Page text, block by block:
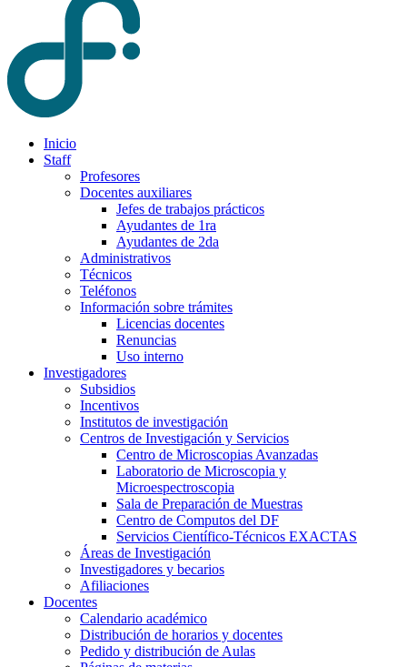
Inicio
Staff
Profesores
Docentes auxiliares
Jefes de trabajos prácticos
Ayudantes de 1ra
Ayudantes de 2da
Administrativos
Técnicos
Teléfonos
Información sobre trámites
Licencias docentes
Renuncias
Uso interno
Investigadores
Subsidios
Incentivos
Institutos de investigación
Centros de Investigación y Servicios
Centro de Microscopias Avanzadas
Laboratorio de Microscopia y
Microespectroscopia
Sala de Preparación de Muestras
Centro de Computos del DF
Servicios Científico-Técnicos EXACTAS
Áreas de Investigación
Investigadores y becarios
Afiliaciones
Docentes
Calendario académico
Distribución de horarios y docentes
Pedido y distribución de Aulas